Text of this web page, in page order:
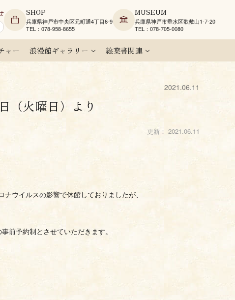
SHOP
兵庫県神戸市中央区元町通4丁目6-9
TEL：078-958-8655
MUSEUM
兵庫県神戸市垂水区歌敷山1-7-20
TEL：078-705-0080
ャー 浪漫館ギャラリー 絵葉書関連
2021.06.11
火曜日）より
更新： 2021.06.11
ウイルスの影響で休館しておりましたが、
前予約制とさせていただきます。